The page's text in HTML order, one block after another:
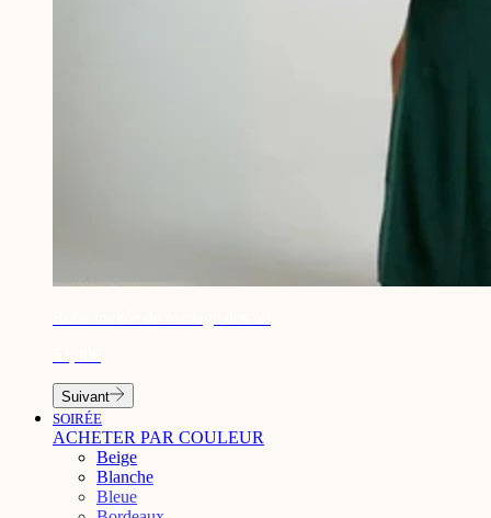
Suivant
SOIRÉE
ACHETER PAR COULEUR
Beige
Blanche
Bleue